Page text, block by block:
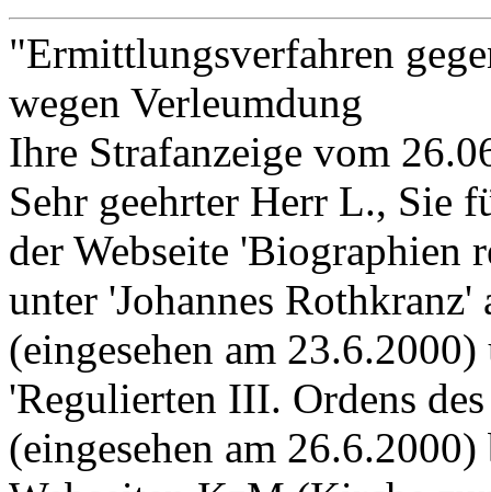
"Ermittlungsverfahren
wegen Verleumdung
Ihre Strafanzeige vom
Sehr geehrter Herr L., Sie
der Webseite 'Biographien
unter 'Johannes
(eingesehen am
'Regulierten III. Ordens
(eingesehen am